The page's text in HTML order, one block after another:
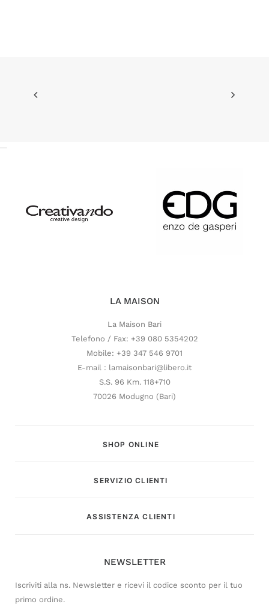
LA MAISON
La Maison Bari
Telefono / Fax: +39 080 5354202
Mobile: +39 347 546 9701
E-mail : lamaisonbari@libero.it
S.S. 96 Km. 118+710
70026 Modugno (Bari)
SHOP ONLINE
SERVIZIO CLIENTI
ASSISTENZA CLIENTI
NEWSLETTER
Iscriviti alla ns. Newsletter e ricevi il codice sconto per il tuo
primo ordine.
Customer Service